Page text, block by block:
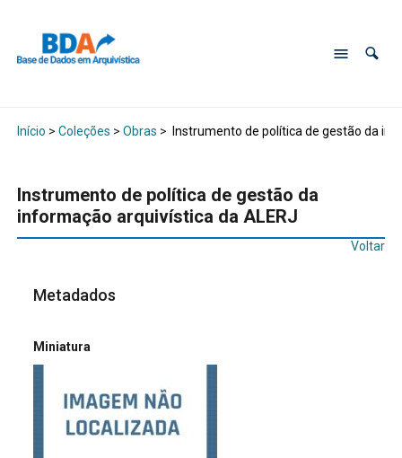
Início > Coleções > Obras > Instrumento de política de gestão da
Instrumento de política de gestão da
informação arquivística da ALERJ
Voltar
Metadados
Miniatura